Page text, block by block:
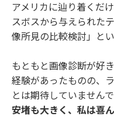
アメリカに辿り着くだ
スボスから与えられた
像所見の比較検討」と
もともと画像診断が好
経験があったものの、
とは期待していませんで
安堵も大きく、私は喜